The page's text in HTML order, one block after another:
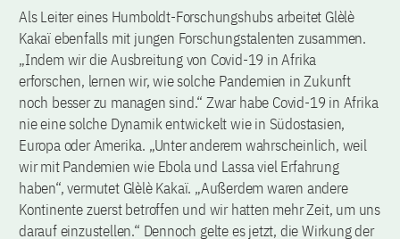
Als Leiter eines Humboldt-Forschungshubs arbeitet Glèlè
Kakaï ebenfalls mit jungen Forschungstalenten zusammen.
„Indem wir die Ausbreitung von Covid-19 in Afrika
erforschen, lernen wir, wie solche Pandemien in Zukunft
noch besser zu managen sind.“ Zwar habe Covid-19 in Afrika
nie eine solche Dynamik entwickelt wie in Südostasien,
Europa oder Amerika. „Unter anderem wahrscheinlich, weil
wir mit Pandemien wie Ebola und Lassa viel Erfahrung
haben“, vermutet Glèlè Kakaï. „Außerdem waren andere
Kontinente zuerst betroffen und wir hatten mehr Zeit, um uns
darauf einzustellen.“ Dennoch gelte es jetzt, die Wirkung der